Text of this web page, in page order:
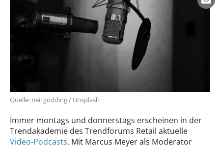
Quelle: neil godding / Unsplash
Immer montags und donnerstags erscheinen in der
Trendakademie des Trendforums Retail aktuelle
Video-Podcasts. Mit Marcus Meyer als Moderator